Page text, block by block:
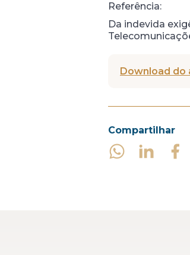
Referência:
Da indevida
Download do
Compartilhar